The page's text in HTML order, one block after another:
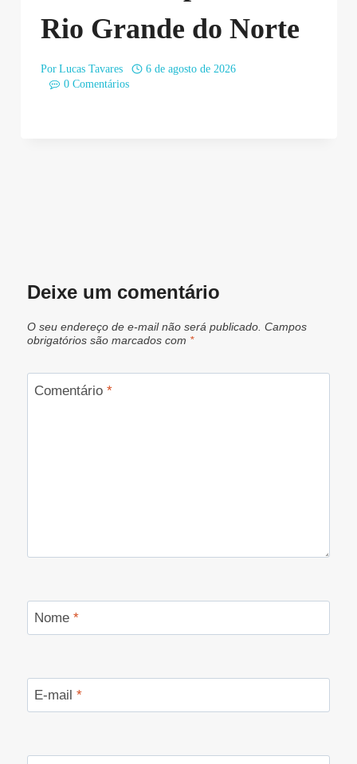
Rio Grande do Norte
Por Lucas Tavares
6 de agosto de 2026
0 Comentários
Deixe um comentário
O seu endereço de e-mail não será publicado. Campos
obrigatórios são marcados com *
Comentário *
Nome *
E-mail *